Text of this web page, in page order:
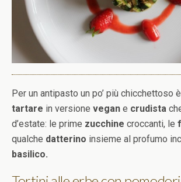
Per un antipasto un po’ più chicchettoso
tartare in versione vegan e crudista
d’estate: le prime zucchine croccanti, le
qualche datterino insieme al profumo
basilico.